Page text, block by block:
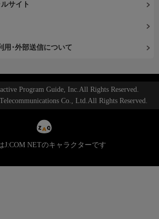
サイト
用･外部送信について
Program Guide, Inc.All Rights Reserved.
Co., Ltd.All Rights Reserved.
J:COM NETのキャラクターです